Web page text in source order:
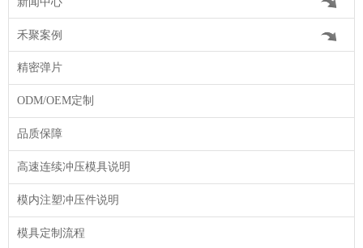
禾聚案例
精密弹片
ODM/OEM定制
品质保障
高速连续冲压模具说明
模内注塑冲压件说明
模具定制流程